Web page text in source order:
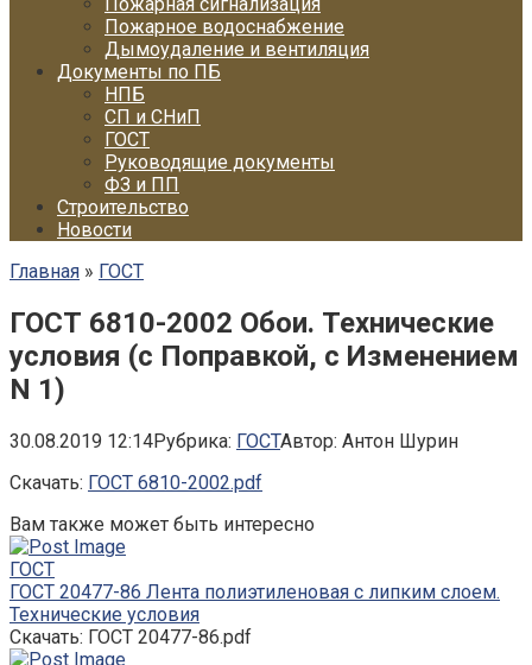
Пожарное водоснабжение
Дымоудаление и вентиляция
Документы по ПБ
НПБ
СП и СНиП
ГОСТ
Руководящие документы
ФЗ и ПП
Строительство
Новости
Главная » ГОСТ
ГОСТ 6810-2002 Обои. Технические
условия (с Поправкой, с Изменением
N 1)
30.08.2019 12:14Рубрика: ГОСТАвтор: Антон Шурин
Скачать: ГОСТ 6810-2002.pdf
Вам также может быть интересно
ГОСТ
ГОСТ 20477-86 Лента полиэтиленовая с липким слоем.
Технические условия
Скачать: ГОСТ 20477-86.pdf